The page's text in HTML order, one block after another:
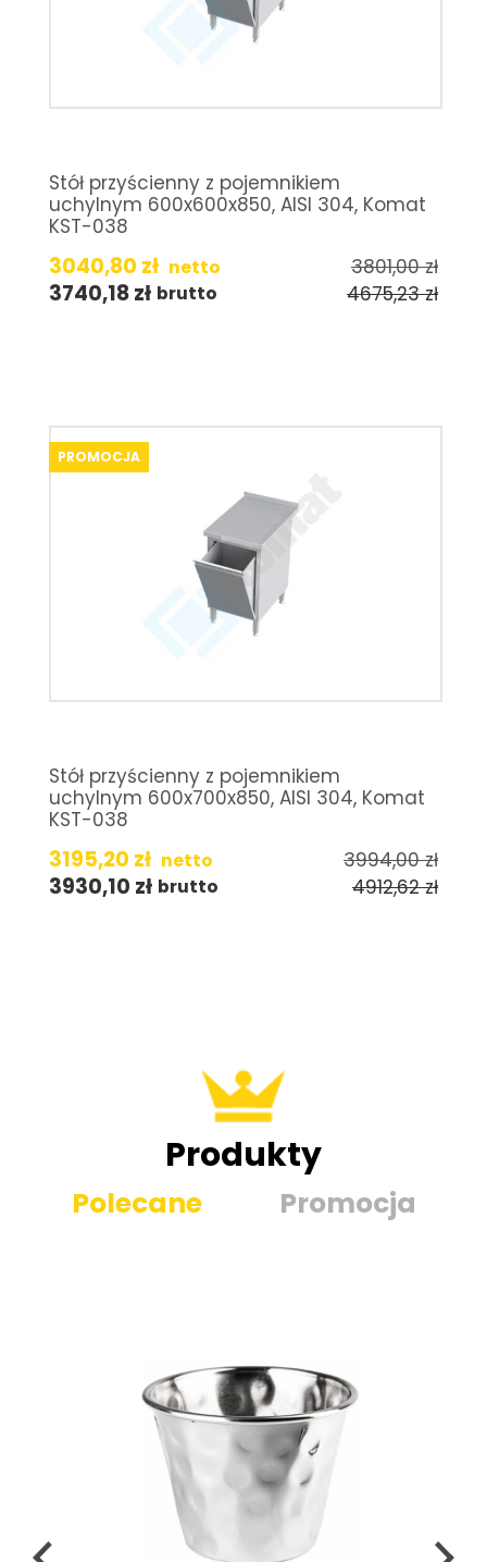
Stół przyścienny z pojemnikiem
uchylnym 600x600x850, AISI 304, Komat
KST-038
3040,80 zł netto 3801,00zł
3740,18zł brutto 4675,23zł
PROMOCJA
Stół przyścienny z pojemnikiem
uchylnym 600x700x850, AISI 304, Komat
KST-038
3195,20 zł netto 3994,00zł
3930,10 zł brutto 4912,62zł
Produkty
Polecane Promocja